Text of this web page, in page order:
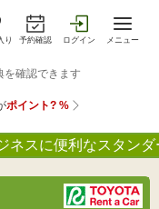
り 予約確認 ログイン メニュー
ネスに便利なスタン